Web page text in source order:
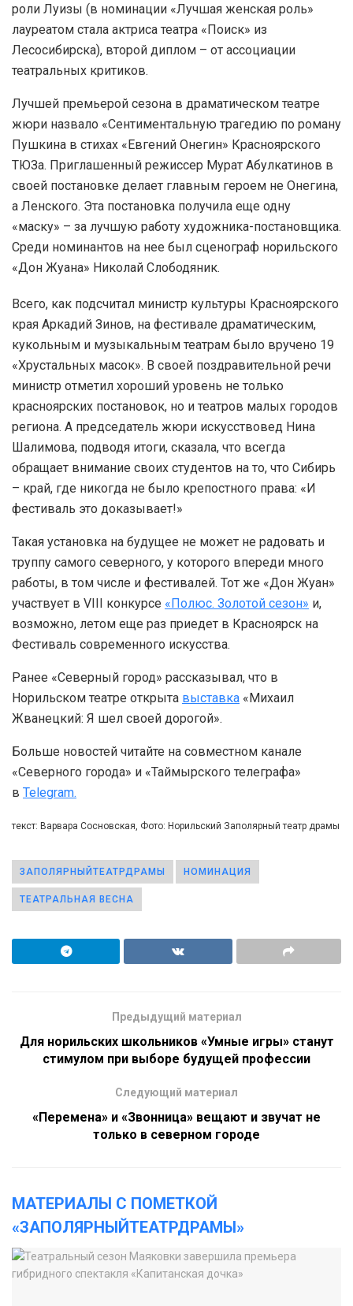
роли Луизы (в номинации «Лучшая женская роль»
лауреатом стала актриса театра «Поиск» из
Лесосибирска), второй диплом – от ассоциации
театральных критиков.
Лучшей премьерой сезона в драматическом театре
жюри назвало «Сентиментальную трагедию по роману
Пушкина в стихах «Евгений Онегин» Красноярского
ТЮЗа. Приглашенный режиссер Мурат Абулкатинов в
своей постановке делает главным героем не Онегина,
а Ленского. Эта постановка получила еще одну
«маску» – за лучшую работу художника-постановщика.
Среди номинантов на нее был сценограф норильского
«Дон Жуана» Николай Слободяник.
Всего, как подсчитал министр культуры Красноярского
края Аркадий Зинов, на фестивале драматическим,
кукольным и музыкальным театрам было вручено 19
«Хрустальных масок». В своей поздравительной речи
министр отметил хороший уровень не только
красноярских постановок, но и театров малых городов
региона. А председатель жюри искусствовед Нина
Шалимова, подводя итоги, сказала, что всегда
обращает внимание своих студентов на то, что Сибирь
– край, где никогда не было крепостного права: «И
фестиваль это доказывает!»
Такая установка на будущее не может не радовать и
труппу самого северного, у которого впереди много
работы, в том числе и фестивалей. Тот же «Дон Жуан»
участвует в VIII конкурсе «Полюс. Золотой сезон» и,
возможно, летом еще раз приедет в Красноярск на
Фестиваль современного искусства.
Ранее «Северный город» рассказывал, что в
Норильском театре открыта выставка «Михаил
Жванецкий: Я шел своей дорогой».
Больше новостей читайте на совместном канале
«Северного города» и «Таймырского телеграфа»
в Telegram.
текст: Варвара Сосновская, Фото: Норильский Заполярный театр драмы
ЗАПОЛЯРНЫЙТЕАТРДРАМЫ НОМИНАЦИЯ
ТЕАТРАЛЬНАЯ ВЕСНА
Предыдущий материал
Для норильских школьников «Умные игры» станут
стимулом при выборе будущей профессии
Следующий материал
«Перемена» и «Звонница» вещают и звучат не
только в северном городе
МАТЕРИАЛЫ С ПОМЕТКОЙ
«ЗАПОЛЯРНЫЙТЕАТРДРАМЫ»